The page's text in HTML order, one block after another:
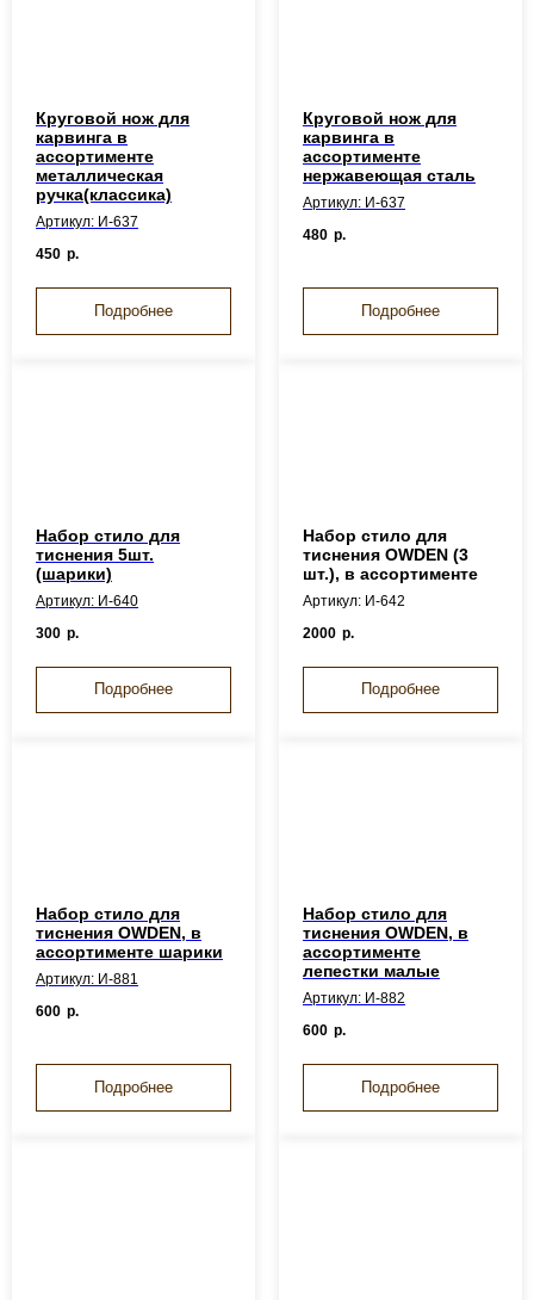
Круговой нож для
карвинга в
ассортименте
металлическая
ручка(классика)
Артикул: И-637
450 р.
Подробнее
Круговой нож для
карвинга в
ассортименте
нержавеющая сталь
Артикул: И-637
480 р.
Подробнее
Набор стило для
тиснения 5шт.
(шарики)
Артикул: И-640
300 р.
Подробнее
Набор стило для
тиснения OWDEN (3
шт.), в ассортименте
Артикул: И-642
2000 р.
Подробнее
Набор стило для
тиснения OWDEN, в
ассортименте шарики
Артикул: И-881
600 р.
Подробнее
Набор стило для
тиснения OWDEN, в
ассортименте
лепестки малые
Артикул: И-882
600 р.
Подробнее